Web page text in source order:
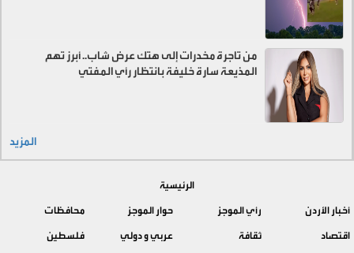
من تاجرة مخدرات إلى هتك عرض شاب.. أبرز تهم
المذيعة سارة خليفة بانتظار رأي المفتي
المزيد
الرئيسية
أخبار الأردن
رأي الموجز حوار الموجز
محافظات
اقتصاد
ثقافة عربي و دولي فلسطين